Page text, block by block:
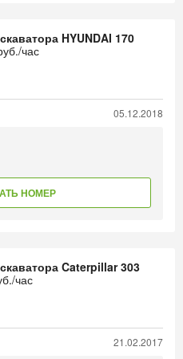
HYUNDAI 170
час
05.12.2018
НОМЕР
Caterpillar 303
час
21.02.2017